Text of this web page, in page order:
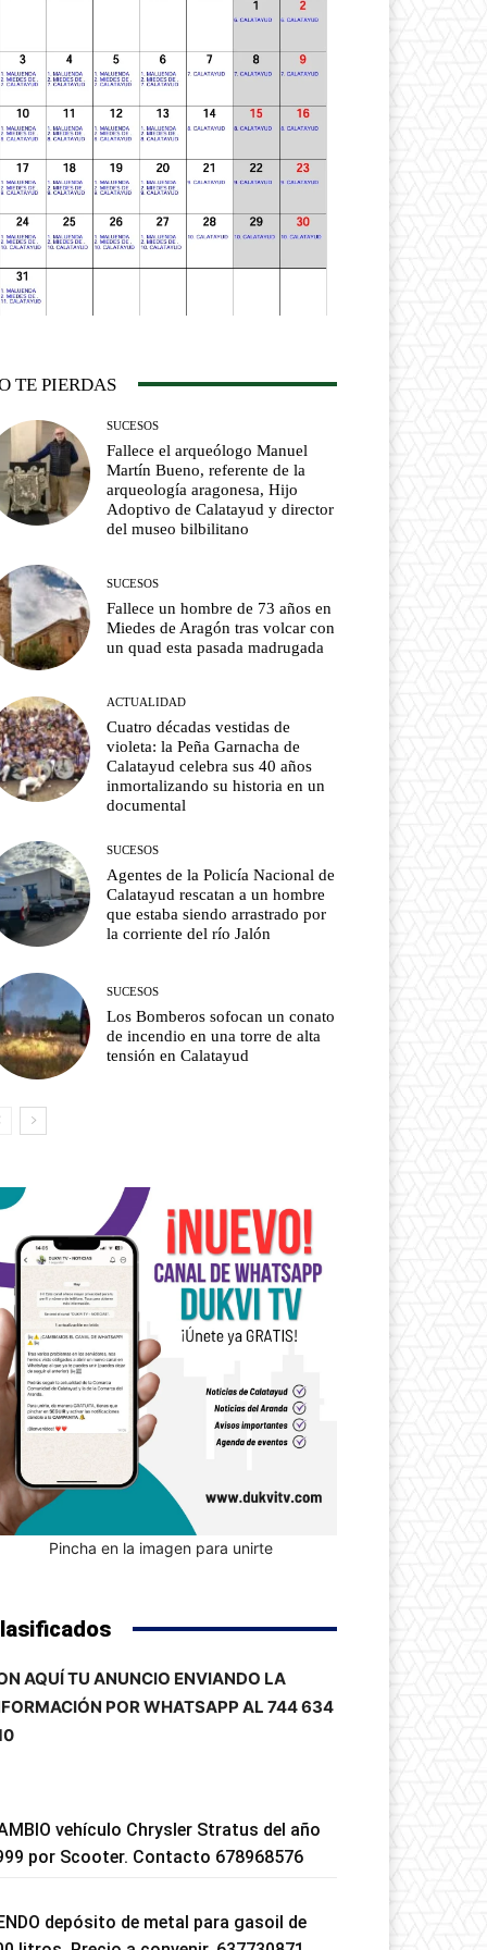
TE PIERDAS
SUCESOS
Fallece el arqueólogo Manuel
Martín Bueno, referente de la
arqueología aragonesa, Hijo
Adoptivo de Calatayud y director
del museo bilbilitano
SUCESOS
Fallece un hombre de 73 años en
Miedes de Aragón tras volcar con
un quad esta pasada madrugada
ACTUALIDAD
Cuatro décadas vestidas de
violeta: la Peña Garnacha de
Calatayud celebra sus 40 años
inmortalizando su historia en un
documental
SUCESOS
Agentes de la Policía Nacional de
Calatayud rescatan a un hombre
que estaba siendo arrastrado por
la corriente del río Jalón
SUCESOS
Los Bomberos sofocan un conato
de incendio en una torre de alta
tensión en Calatayud
Pincha en la imagen para unirte
AQUÍ TU ANUNCIO ENVIANDO LA
POR WHATSAPP AL 744 634
vehículo Chrysler Stratus del año
por Scooter. Contacto 678968576
depósito de metal para gasoil de